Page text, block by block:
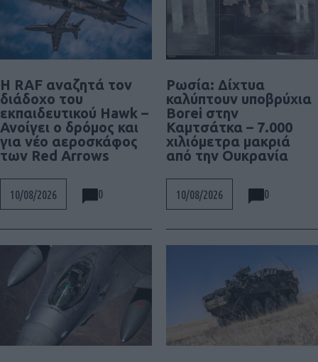
Η RAF αναζητά τον
διάδοχο του
εκπαιδευτικού Hawk –
Ανοίγει ο δρόμος και
για νέο αεροσκάφος
των Red Arrows
10/08/2026 0
Ρωσία: Δίχτυα
καλύπτουν υποβρύχια
Borei στην
Καμτσάτκα – 7.000
χιλιόμετρα μακριά
από την Ουκρανία
10/08/2026 0